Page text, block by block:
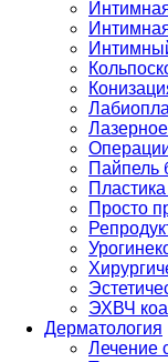
Пайпель
Просто
ЭХВЧ
Дерматология
Лечение